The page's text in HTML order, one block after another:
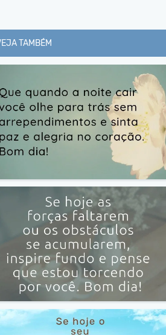
TAMBÉM